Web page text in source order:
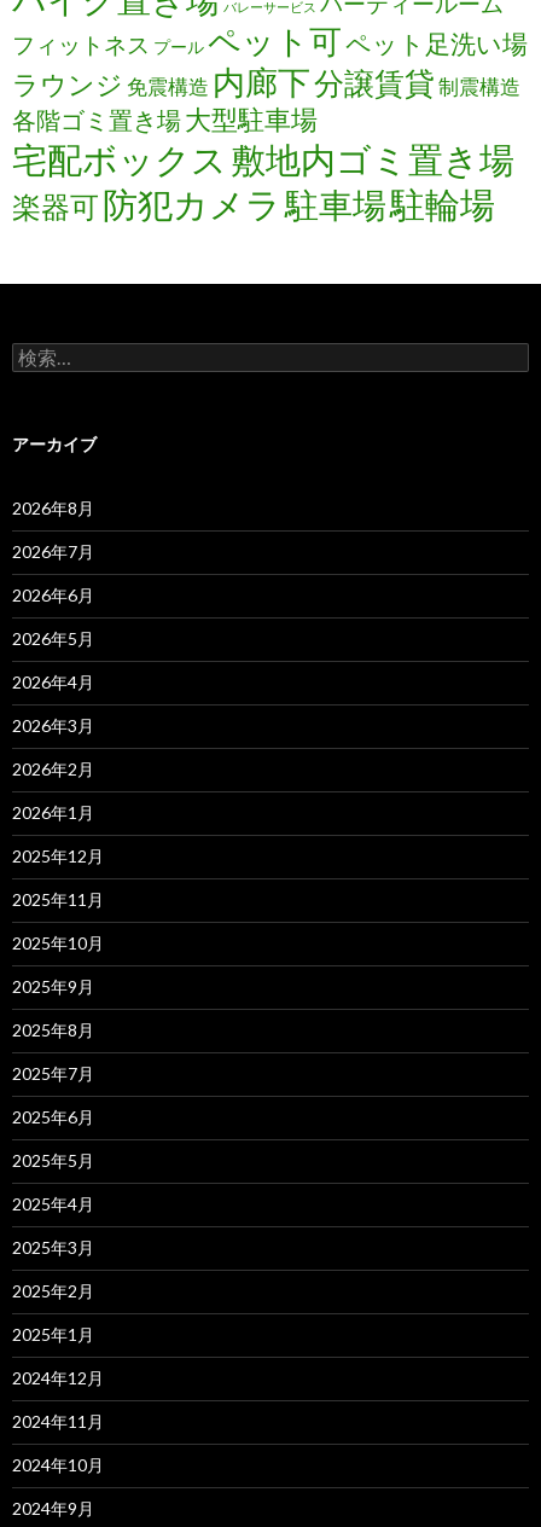
バレーサービス
フィットネス プールペット可ペット足洗い場
ラウンジ 免震構造 内廊下分譲賃貸制震構造
各階ゴミ置き場大型駐車場
宅配ボックス 敷地内ゴミ置き場
楽器可防犯カメラ 駐車場駐輪場
検
索:
アーカイブ
2026年8月
2026年7月
2026年6月
2026年5月
2026年4月
2026年3月
2026年2月
2026年1月
2025年12月
2025年11月
2025年10月
2025年9月
2025年8月
2025年7月
2025年6月
2025年5月
2025年4月
2025年3月
2025年2月
2025年1月
2024年12月
2024年11月
2024年10月
2024年9月